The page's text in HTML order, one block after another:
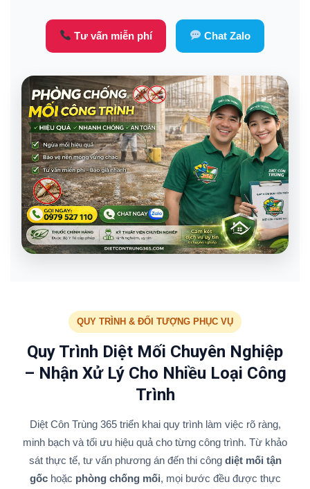
Tư vấn miễn phí Chat Zalo
QUY TRÌNH & ĐỐI TƯỢNG PHỤC VỤ
Quy Trình Diệt Mối Chuyên Nghiệp
– Nhận Xử Lý Cho Nhiều Loại Công
Trình
Diệt Côn Trùng 365 triển khai quy trình làm việc rõ ràng,
minh bạch và tối ưu hiệu quả cho từng công trình. Từ khảo
sát thực tế, tư vấn phương án đến thi công diệt mối tận
gốchoặc phòng chống mối, mọi bước đều được thực